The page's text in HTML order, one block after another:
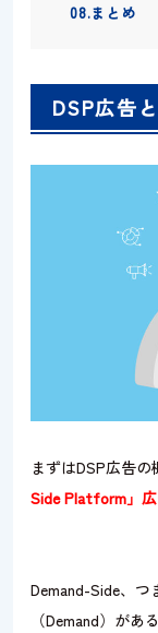
08.まとめ
DSP広告
まずはDSP広告の
Side Platform」広
Demand-Side、
（Demand）が